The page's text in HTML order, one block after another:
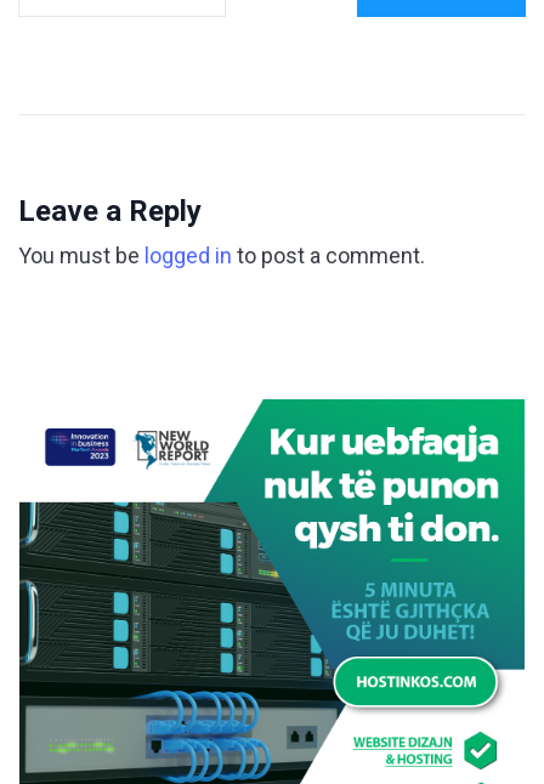
Leave a Reply
You must be logged in to post a comment.